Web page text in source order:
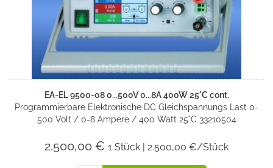
EA-EL 9500-08 0...500V 0...8A 400W 25°C cont.
Programmierbare Elektronische DC Gleichspannungs Last 0-
500 Volt / 0-8 Ampere / 400 Watt 25°C 33210504
2.500,00 € 1 Stück | 2.500,00 €/Stück